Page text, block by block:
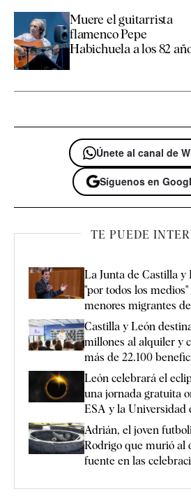
Muere el guitarrista
flamenco Pepe
Habichuela a los 82
Únete al canal de
Síguenos en
TE PUEDE
La Junta de Castilla y
"por todos los
menores migrantes
Castilla y León
millones al alquiler y
más de 22.100
León celebrará el
una jornada gratuita
ESA y la Universidad
Adrián, el joven
Rodrigo que murió al
fuente en las